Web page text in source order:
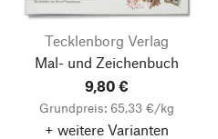
Tecklenborg Verlag
Mal- und Zeichenbuch
9,80 €
Grundpreis: 65,33 €/kg
+ weitere Varianten